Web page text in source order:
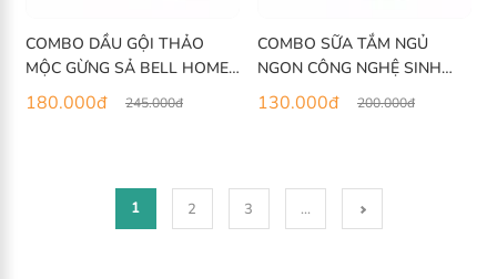
COMBO DẦU GỘI THẢO
MỘC GỪNG SẢ BELL HOME
TẶNG BỌT VỆ SINH PHỤ NỮ
100ML
180.000đ 245.000đ
COMBO SỮA TẮM NGỦ
NGON CÔNG NGHỆ SINH
HỌC BELL HOME TẶNG BỌT
VỆ SINH PHỤ NỮ 100ML
130.000đ 200.000đ
1 2 3 ...